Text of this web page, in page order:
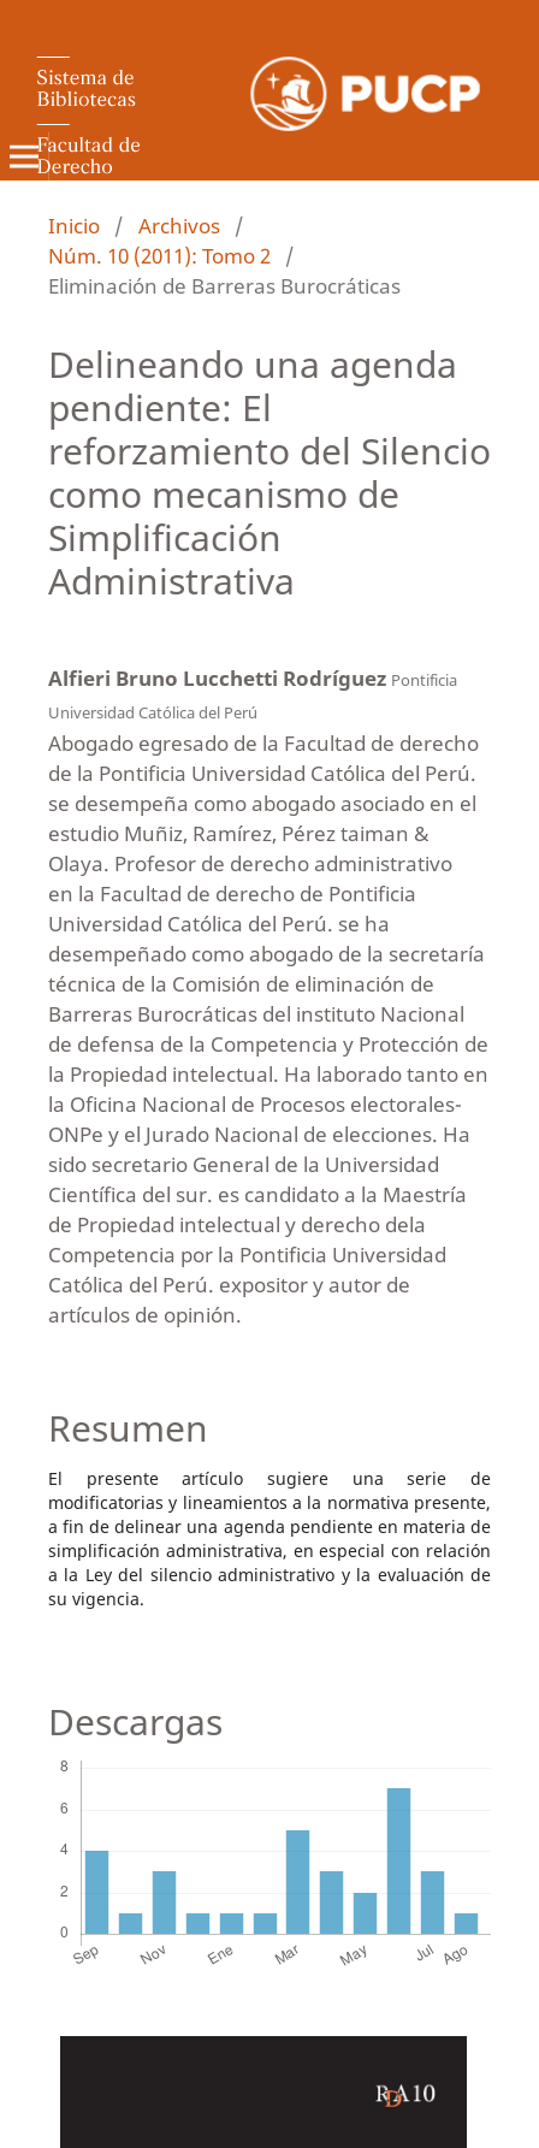
Revista de Derecho Administrativo
Inicio / Archivos /
Núm. 10 (2011): Tomo 2 /
Eliminación de Barreras Burocráticas
Delineando una agenda
pendiente: El
reforzamiento del Silencio
como mecanismo de
Simplificación
Administrativa
Alfieri Bruno Lucchetti Rodríguez Pontificia
Universidad Católica del Perú
Abogado egresado de la Facultad de derecho
de la Pontificia Universidad Católica del Perú.
se desempeña como abogado asociado en el
estudio Muñiz, Ramírez, Pérez taiman &
Olaya. Profesor de derecho administrativo
en la Facultad de derecho de Pontificia
Universidad Católica del Perú. se ha
desempeñado como abogado de la secretaría
técnica de la Comisión de eliminación de
Barreras Burocráticas del instituto Nacional
de defensa de la Competencia y Protección de
la Propiedad intelectual. Ha laborado tanto en
la Oficina Nacional de Procesos electorales-
ONPe y el Jurado Nacional de elecciones. Ha
sido secretario General de la Universidad
Científica del sur. es candidato a la Maestría
de Propiedad intelectual y derecho dela
Competencia por la Pontificia Universidad
Católica del Perú. expositor y autor de
artículos de opinión.
Resumen
El presente artículo sugiere una serie de
modificatorias y lineamientos a la normativa presente,
a fin de delinear una agenda pendiente en materia de
simplificación administrativa, en especial con relación
a la Ley del silencio administrativo y la evaluación de
su vigencia.
Descargas